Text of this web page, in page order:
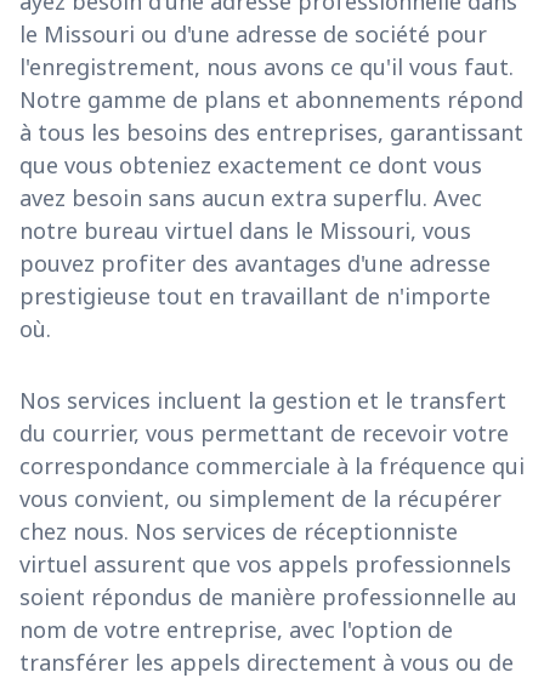
le Missouri ou d'une adresse de société pour
l'enregistrement, nous avons ce qu'il vous faut.
Notre gamme de plans et abonnements répond
à tous les besoins des entreprises, garantissant
que vous obteniez exactement ce dont vous
avez besoin sans aucun extra superflu. Avec
notre bureau virtuel dans le Missouri, vous
pouvez profiter des avantages d'une adresse
prestigieuse tout en travaillant de n'importe
où.
Nos services incluent la gestion et le transfert
du courrier, vous permettant de recevoir votre
correspondance commerciale à la fréquence qui
vous convient, ou simplement de la récupérer
chez nous. Nos services de réceptionniste
virtuel assurent que vos appels professionnels
soient répondus de manière professionnelle au
nom de votre entreprise, avec l'option de
transférer les appels directement à vous ou de